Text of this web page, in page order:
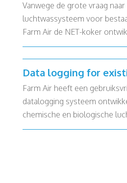
Vanwege de grote vraag
luchtwassysteem voor
Farm Air de NET-koker
Data logging for
Farm Air heeft een
datalogging systeem
chemische en biologische